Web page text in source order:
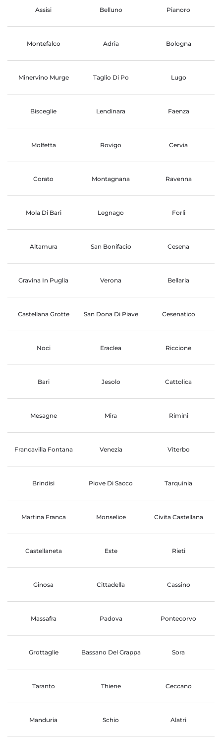
Assisi Belluno Pianoro
Montefalco Adria Bologna
Minervino Murge Taglio Di Po Lugo
Bisceglie Lendinara Faenza
Molfetta Rovigo Cervia
Corato Montagnana Ravenna
Mola Di Bari Legnago Forli
Altamura San Bonifacio Cesena
Gravina In Puglia Verona Bellaria
Castellana Grotte San Dona Di Piave Cesenatico
Noci Eraclea Riccione
Bari Jesolo Cattolica
Mesagne Mira Rimini
Francavilla Fontana Venezia Viterbo
Brindisi Piove Di Sacco Tarquinia
Martina Franca Monselice Civita Castellana
Castellaneta Este Rieti
Ginosa Cittadella Cassino
Massafra Padova Pontecorvo
Grottaglie Bassano Del Grappa Sora
Taranto Thiene Ceccano
Manduria Schio Alatri